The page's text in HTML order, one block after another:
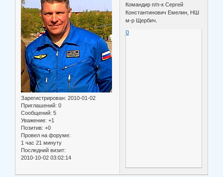
Зарегистрирован: 2010-01-02
Приглашений: 0
Сообщений: 5
Уважение: +1
Позитив: +0
Провел на форуме:
1 час 21 минуту
Последний визит:
2010-10-02 03:02:14
Командир п/п-к Сергей
Константинович Емелин, НШ
м-р Щербич.
0